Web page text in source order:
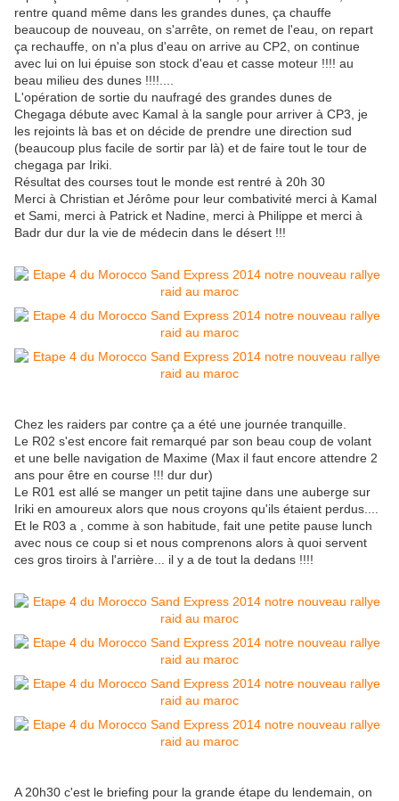
rentre quand même dans les grandes dunes, ça chauffe
beaucoup de nouveau, on s'arrête, on remet de l'eau, on repart
ça rechauffe, on n'a plus d'eau on arrive au CP2, on continue
avec lui on lui épuise son stock d'eau et casse moteur !!!! au
beau milieu des dunes !!!!....
L'opération de sortie du naufragé des grandes dunes de
Chegaga débute avec Kamal à la sangle pour arriver à CP3, je
les rejoints là bas et on décide de prendre une direction sud
(beaucoup plus facile de sortir par là) et de faire tout le tour de
chegaga par Iriki.
Résultat des courses tout le monde est rentré à 20h 30
Merci à Christian et Jérôme pour leur combativité merci à Kamal
et Sami, merci à Patrick et Nadine, merci à Philippe et merci à
Badr dur dur la vie de médecin dans le désert !!!
Chez les raiders par contre ça a été une journée tranquille.
Le R02 s'est encore fait remarqué par son beau coup de volant
et une belle navigation de Maxime (Max il faut encore attendre 2
ans pour être en course !!! dur dur)
Le R01 est allé se manger un petit tajine dans une auberge sur
Iriki en amoureux alors que nous croyons qu'ils étaient perdus....
Et le R03 a , comme à son habitude, fait une petite pause lunch
avec nous ce coup si et nous comprenons alors à quoi servent
ces gros tiroirs à l'arrière... il y a de tout la dedans !!!!
A 20h30 c'est le briefing pour la grande étape du lendemain, on